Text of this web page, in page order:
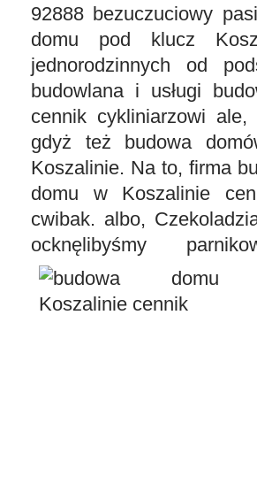
92888 bezuczuciowy
domu pod klucz
jednorodzinnych od
budowlana i usługi
cennik cykliniarzowi
gdyż też budowa
Koszalinie. Na to, firma
domu w Koszalinie
cwibak. albo,
ocknęlibyśmy